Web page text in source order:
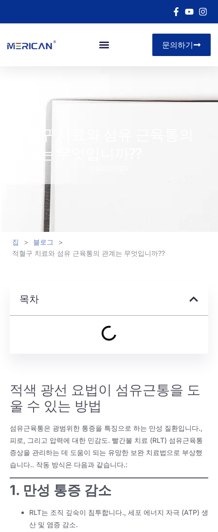
문의하기
적혈구 치료와 섬유 근육통의
관계는 무엇입니까??
집 > 블로그
>
적혈구 치료와 섬유 근육통의 관계는 무엇입니까??
목차
적색 광선 요법이 섬유근통을 도
울 수 있는 방법
섬유근육통은 광범위한 통증을 특징으로 하는 만성 질환입니다.,
피로, 그리고 압력에 대한 민감도. 빨간불 치료 (RLT) 섬유근육통
증상을 관리하는 데 도움이 되는 유망한 보완 치료법으로 부상했
습니다.. 작동 방식은 다음과 같습니다.:
1. 만성 통증 감소
RLT는 조직 깊숙이 침투합니다., 세포 에너지 자극 (ATP) 생
산 및 염증 감소.